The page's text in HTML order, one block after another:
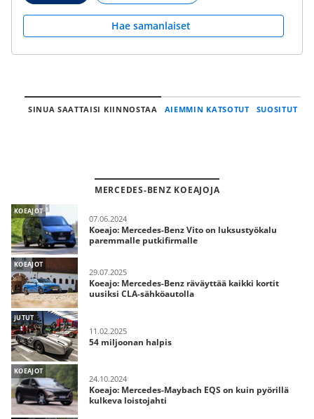
Hae samanlaiset
SINUA SAATTAISI KIINNOSTAA AIEMMIN KATSOTUT SUOSITUT
MERCEDES-BENZ KOEAJOJA
KOEAJOT
07.06.2024
Koeajo: Mercedes-Benz Vito on luksustyökalu
paremmalle putkifirmalle
KOEAJOT
29.07.2025
Koeajo: Mercedes-Benz räväyttää kaikki kortit
uusiksi CLA-sähköautolla
JUTUT
11.02.2025
54 miljoonan halpis
KOEAJOT
24.10.2024
Koeajo: Mercedes-Maybach EQS on kuin pyörillä
kulkeva loistojahti